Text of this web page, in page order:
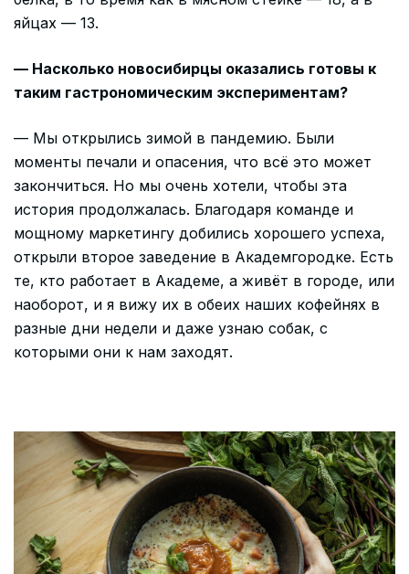
яйцах — 13.
— Насколько новосибирцы оказались готовы к
таким гастрономическим экспериментам?
— Мы открылись зимой в пандемию. Были
моменты печали и опасения, что всё это может
закончиться. Но мы очень хотели, чтобы эта
история продолжалась. Благодаря команде и
мощному маркетингу добились хорошего успеха,
открыли второе заведение в Академгородке. Есть
те, кто работает в Академе, а живёт в городе, или
наоборот, и я вижу их в обеих наших кофейнях в
разные дни недели и даже узнаю собак, с
которыми они к нам заходят.